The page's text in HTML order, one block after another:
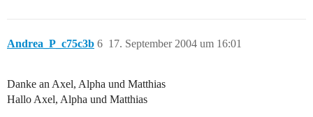
Andrea_P_c75c3b 17. September 2004 um 16:01
6
Danke an Axel, Alpha und Matthias
Hallo Axel, Alpha und Matthias